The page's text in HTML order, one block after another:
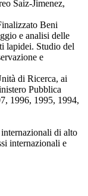
Saiz-Jimenez,
Beni
e analisi delle
lapidei. Studio del
e
di Ricerca, ai
Pubblica
1996, 1995, 1994,
di alto
internazionali e